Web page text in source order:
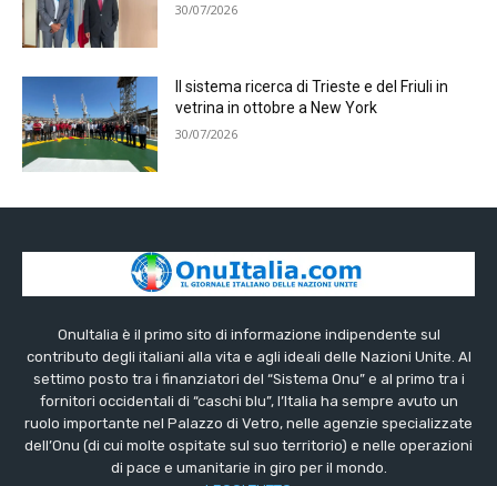
30/07/2026
Il sistema ricerca di Trieste e del Friuli in
vetrina in ottobre a New York
30/07/2026
OnuItalia è il primo sito di informazione indipendente sul
contributo degli italiani alla vita e agli ideali delle Nazioni Unite. Al
settimo posto tra i finanziatori del “Sistema Onu” e al primo tra i
fornitori occidentali di “caschi blu”, l’Italia ha sempre avuto un
ruolo importante nel Palazzo di Vetro, nelle agenzie specializzate
dell’Onu (di cui molte ospitate sul suo territorio) e nelle operazioni
di pace e umanitarie in giro per il mondo.